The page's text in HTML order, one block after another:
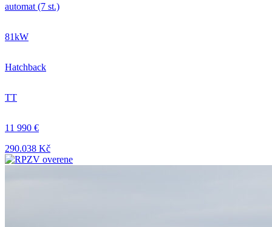
automat (7 st.)
81kW
Hatchback
TT
11 990 €
290.038 Kč